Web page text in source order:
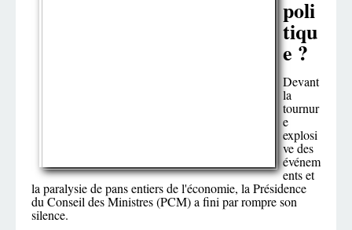
poli
tiqu
e ?
Devant
la
tournur
e
explosi
ve des
événem
ents et
la paralysie de pans entiers de l'économie, la Présidence
du Conseil des Ministres (PCM) a fini par rompre son
silence.